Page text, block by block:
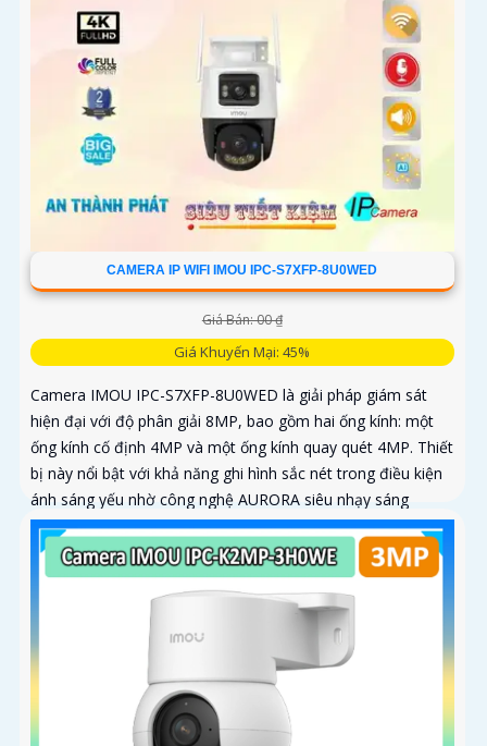
CAMERA IP WIFI IMOU IPC-S7XFP-8U0WED
Giá Bán: 00 ₫
Giá Khuyến Mại: 45%
Camera IMOU IPC-S7XFP-8U0WED là giải pháp giám sát
hiện đại với độ phân giải 8MP, bao gồm hai ống kính: một
ống kính cố định 4MP và một ống kính quay quét 4MP. Thiết
bị này nổi bật với khả năng ghi hình sắc nét trong điều kiện
ánh sáng yếu nhờ công nghệ AURORA siêu nhạy sáng